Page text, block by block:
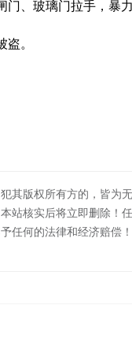
门、玻璃门拉手，暴
。
其版权所有方的，皆为无
站核实后将立即删除！
任何的法律和经济赔偿